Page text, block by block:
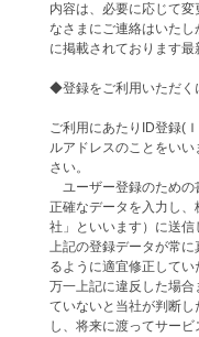
内容は、必要に応じて
なさまにご連絡はいた
に掲載されております最
◆登録をご利用いただく
ご利用にあたりID登録(
ルアドレスのことをい
さい。
ユーザー登録のための
正確なデータを入力し
社」といいます）に送信
上記の登録データが常
るように適宜修正してい
万一上記に違反した場
ていないと当社が判断
し、将来に渡ってサー